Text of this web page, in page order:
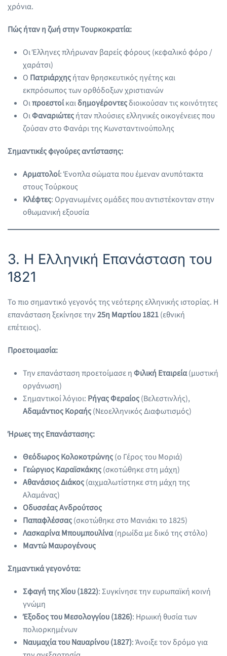
χρόνια.
Πώς ήταν η ζωή στην Τουρκοκρατία:
Οι Έλληνες πλήρωναν βαρείς φόρους (κεφαλικό φόρο /
χαράτσι)
Ο Πατριάρχηςήταν θρησκευτικός ηγέτης και
εκπρόσωπος των ορθόδοξων χριστιανών
Οιπροεστοίκαιδημογέροντεςδιοικούσαν τις κοινότητες
ΟιΦαναριώτεςήταν πλούσιες ελληνικές οικογένειες που
ζούσαν στο Φανάρι της Κωνσταντινούπολης
Σημαντικές φιγούρες αντίστασης:
Αρματολοί: Ένοπλα σώματα που έμεναν ανυπότακτα
στους Τούρκους
Κλέφτες: Οργανωμένες ομάδες που αντιστέκονταν στην
οθωμανική εξουσία
3. Η Ελληνική Επανάσταση του
1821
Το πιο σημαντικό γεγονός της νεότερης ελληνικής ιστορίας. Η
επανάσταση ξεκίνησε την25η Μαρτίου 1821(εθνική
επέτειος).
Προετοιμασία:
Την επανάσταση προετοίμασε ηΦιλική Εταιρεία(μυστική
οργάνωση)
Σημαντικοί λόγιοι: Ρήγας Φεραίος(Βελεστινλής),
Αδαμάντιος Κοραής(Νεοελληνικός Διαφωτισμός)
Ήρωες της Επανάστασης:
Θεόδωρος Κολοκοτρώνης(ο Γέρος του Μοριά)
Γεώργιος Καραϊσκάκης(σκοτώθηκε στη μάχη)
Αθανάσιος Διάκος(αιχμαλωτίστηκε στη μάχη της
Αλαμάνας)
Οδυσσέας Ανδρούτσος
Παπαφλέσσας(σκοτώθηκε στο Μανιάκι το 1825)
Λασκαρίνα Μπουμπουλίνα(ηρωίδα με δικό της στόλο)
Μαντώ Μαυρογένους
Σημαντικά γεγονότα:
Σφαγή της Χίου (1822): Συγκίνησε την ευρωπαϊκή κοινή
γνώμη
Έξοδος του Μεσολογγίου (1826): Ηρωική θυσία των
πολιορκημένων
Ναυμαχία του Ναυαρίνου (1827): Άνοιξε τον δρόμο για